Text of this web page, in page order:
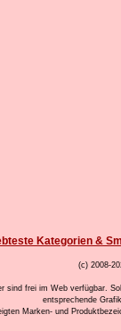
Kategorien &
(c) 2008-
sind frei im Web verfügbar.
entsprechende
Marken- und